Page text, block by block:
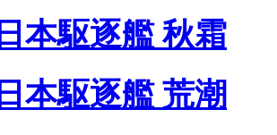
日本駆逐艦 秋霜
日本駆逐艦 荒潮